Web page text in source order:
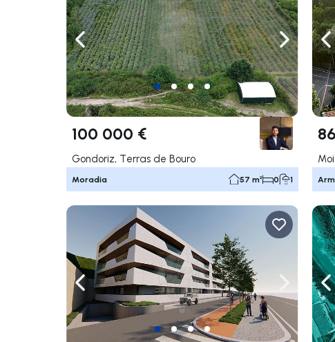
Navegação para a esquerda
100 000 €
Gondoriz, Terras de Bouro
Moradia 57 m² 0 1
Navegação para a esquerda